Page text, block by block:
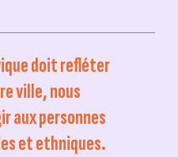
doit refléter
ville, nous
aux personnes
et ethniques.